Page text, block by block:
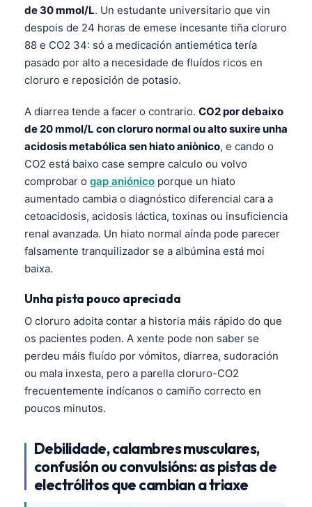
de 30 mmol/L. Un estudante universitario que vin
despois de 24 horas de emese incesante tiña cloruro
88 e CO2 34: só a medicación antiemética tería
pasado por alto a necesidade de fluídos ricos en
cloruro e reposición de potasio.
A diarrea tende a facer o contrario. CO2 por debaixo
de 20 mmol/L con cloruro normal ou alto suxire unha
acidosis metabólica sen hiato aniònico, e cando o
CO2 está baixo case sempre calculo ou volvo
comprobar o gap aniónico porque un hiato
aumentado cambia o diagnóstico diferencial cara a
cetoacidosis, acidosis láctica, toxinas ou insuficiencia
renal avanzada. Un hiato normal aínda pode parecer
falsamente tranquilizador se a albúmina está moi
baixa.
Unha pista pouco apreciada
O cloruro adoita contar a historia máis rápido do que
os pacientes poden. A xente pode non saber se
perdeu máis fluído por vómitos, diarrea, sudoración
ou mala inxesta, pero a parella cloruro-CO2
frecuentemente indícanos o camiño correcto en
poucos minutos.
Debilidade, calambres musculares,
confusión ou convulsións: as pistas de
electrólitos que cambian a triaxe
ဗမာစာ
ភាសាខ្មែរ
Kiswahili
Українська
O‘zbekcha
Català
Suomi
كوردی‎
پښتو
සිංහල
অসমীয়া
Latviešu valoda
Euskara
Gàidhlig
Occitan
العربية المغربية